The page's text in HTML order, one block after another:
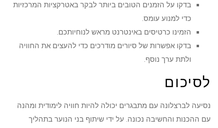
בדקו על הזמנים הטובים ביותר לבקר באטרקציות המרכזיות
כדי למנוע עומס.
הזמינו כרטיסים באינטרנט מראש לנוחיותכם.
בדקו אפשרות של סיורים מודרכים כדי להעצים את החוויה
ולתת ערך נוסף.
לסיכום
נסיעה לברצלונה עם מתבגרים יכולה להיות חוויה לימודית ומהנה
עם ההכנות והחשיבה נכונה. על ידי שיתוף בני הנוער בתהליך